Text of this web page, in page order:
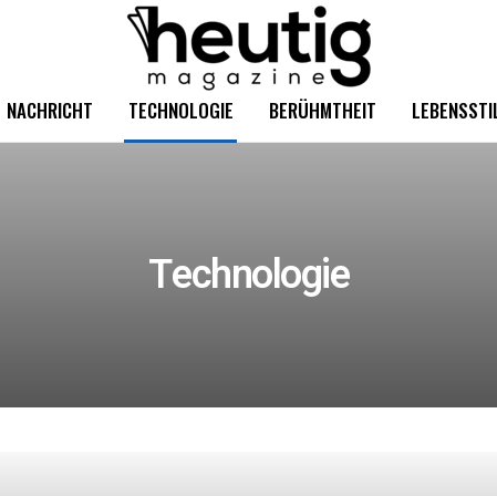
NACHRICHT TECHNOLOGIE BERÜHMTHEIT
Technologie